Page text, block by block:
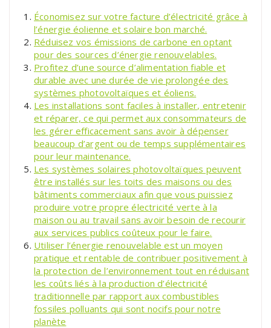
Économisez sur votre facture d’électricité grâce à
l’énergie éolienne et solaire bon marché.
Réduisez vos émissions de carbone en optant
pour des sources d’énergie renouvelables.
Profitez d’une source d’alimentation fiable et
durable avec une durée de vie prolongée des
systèmes photovoltaïques et éoliens.
Les installations sont faciles à installer, entretenir
et réparer, ce qui permet aux consommateurs de
les gérer efficacement sans avoir à dépenser
beaucoup d’argent ou de temps supplémentaires
pour leur maintenance.
Les systèmes solaires photovoltaïques peuvent
être installés sur les toits des maisons ou des
bâtiments commerciaux afin que vous puissiez
produire votre propre électricité verte à la
maison ou au travail sans avoir besoin de recourir
aux services publics coûteux pour le faire.
Utiliser l’énergie renouvelable est un moyen
pratique et rentable de contribuer positivement à
la protection de l’environnement tout en réduisant
les coûts liés à la production d’électricité
traditionnelle par rapport aux combustibles
fossiles polluants qui sont nocifs pour notre
planète